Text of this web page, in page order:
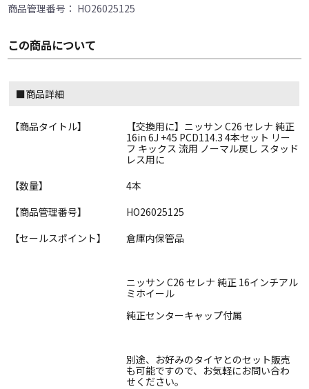
商品管理番号： HO26025125
この商品について
■商品詳細
【商品タイトル】
【交換用に】ニッサン C26 セレナ 純正
16in 6J +45 PCD114.3 4本セット リー
フ キックス 流用 ノーマル戻し スタッド
レス用に
【数量】
4本
【商品管理番号】
HO26025125
【セールスポイント】
倉庫内保管品
ニッサン C26 セレナ 純正 16インチアル
ミホイール
純正センターキャップ付属
別途、お好みのタイヤとのセット販売
も可能ですので、お気軽にお問い合わ
せください。